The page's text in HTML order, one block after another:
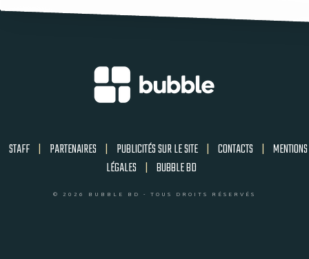
STAFF | PARTENAIRES | PUBLICITÉS SUR LE SITE | CONTACTS | MENTIONS
LÉGALES | BUBBLE BD
© 2026 BUBBLE BD - TOUS DROITS RÉSERVÉS